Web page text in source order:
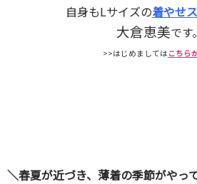
自身もLサイズの着やせ
大倉恵美です。
>>はじめましては こちら
＼春夏が近づき、薄着の季節がやっ